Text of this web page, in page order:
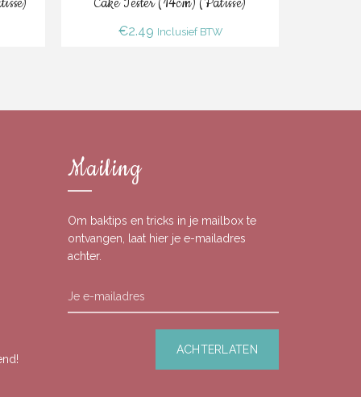
€2.49 Inclusief BTW
Mailing
Om baktips en tricks in je mailbox te
ontvangen, laat hier je e-mailadres
achter.